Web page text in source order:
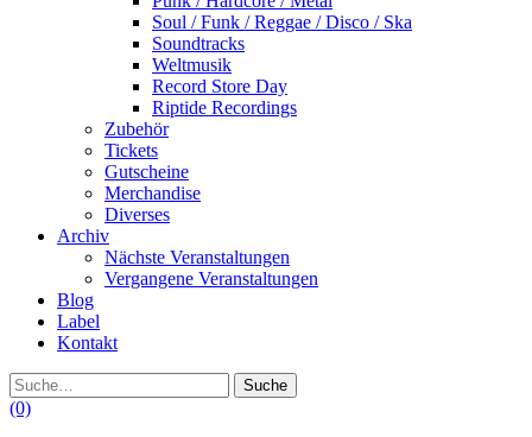
Soul / Funk / Reggae / Disco / Ska
Soundtracks
Weltmusik
Record Store Day
Riptide Recordings
Zubehör
Tickets
Gutscheine
Merchandise
Diverses
Archiv
Nächste Veranstaltungen
Vergangene Veranstaltungen
Blog
Label
Kontakt
Suche
(0)